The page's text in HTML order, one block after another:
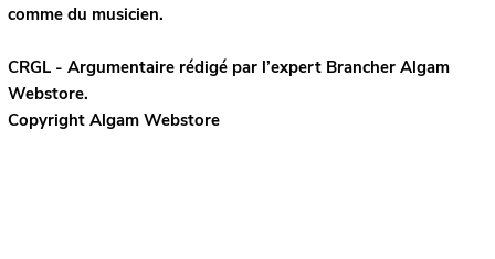
comme du musicien.
CRGL - Argumentaire rédigé par l’expert BrancherAlgam
Webstore.
Copyright Algam Webstore